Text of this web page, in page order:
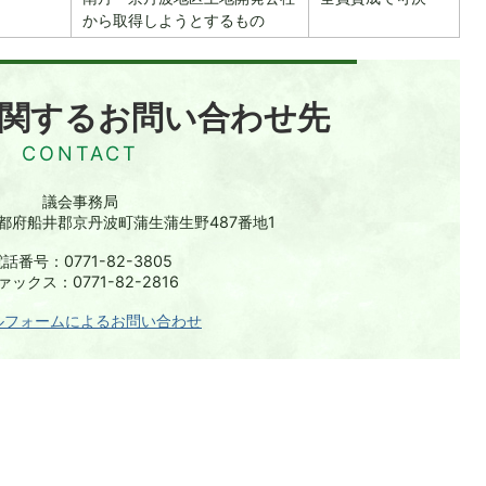
から取得しようとするもの
するお問い合わせ先
議会事務局
船井郡京丹波町蒲生蒲生野487番地1
話番号：0771-82-3805
ックス：0771-82-2816
フォームによるお問い合わせ